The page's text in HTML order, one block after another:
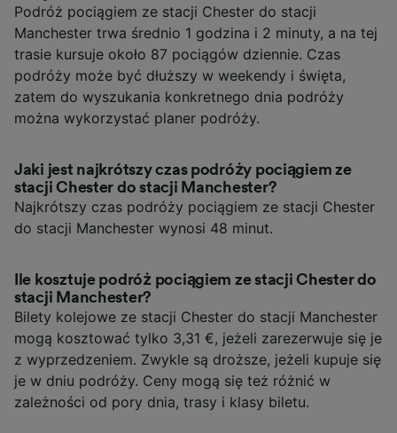
Podróż pociągiem ze stacji Chester do stacji
Manchester trwa średnio 1 godzina i 2 minuty, a na tej
trasie kursuje około 87 pociągów dziennie. Czas
podróży może być dłuższy w weekendy i święta,
zatem do wyszukania konkretnego dnia podróży
można wykorzystać planer podróży.
Jaki jest najkrótszy czas podróży pociągiem ze
stacji Chester do stacji Manchester?
Najkrótszy czas podróży pociągiem ze stacji Chester
do stacji Manchester wynosi 48 minut.
Ile kosztuje podróż pociągiem ze stacji Chester do
stacji Manchester?
Bilety kolejowe ze stacji Chester do stacji Manchester
mogą kosztować tylko 3,31 €, jeżeli zarezerwuje się je
z wyprzedzeniem. Zwykle są droższe, jeżeli kupuje się
je w dniu podróży. Ceny mogą się też różnić w
zależności od pory dnia, trasy i klasy biletu.